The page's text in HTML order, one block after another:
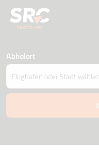
Abholort
Fahrzeug an einem
Datum und Uhrzeit der